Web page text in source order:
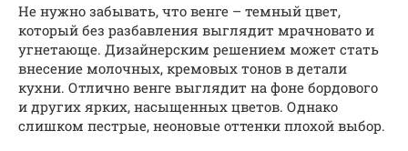
Не нужно забывать, что венге – темный цвет,
который без разбавления выглядит мрачновато и
угнетающе. Дизайнерским решением может стать
внесение молочных, кремовых тонов в детали
кухни. Отлично венге выглядит на фоне бордового
и других ярких, насыщенных цветов. Однако
слишком пестрые, неоновые оттенки плохой выбор.